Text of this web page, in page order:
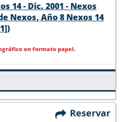
14 - Dic. 2001 - Nexos
Nexos, Año 8 Nexos 14
en formato papel.
Reservar